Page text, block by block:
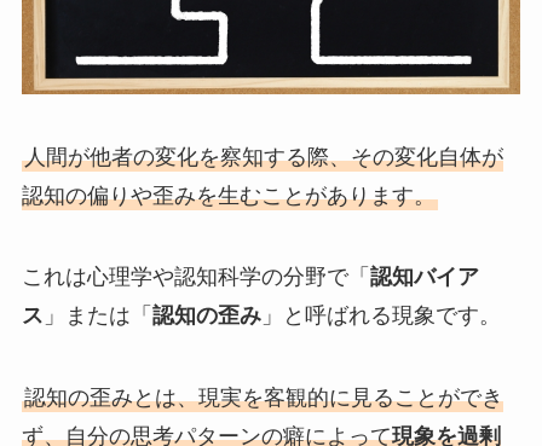
人間が他者の変化を察知する際、その変化自体が
認知の偏りや歪みを生むことがあります。
これは心理学や認知科学の分野で「 認知バイア
ス 」または「 認知の歪み」と呼ばれる現象です。
認知の歪みとは、現実を客観的に見ることができ
ず、自分の思考パターンの癖によって現象を過剰